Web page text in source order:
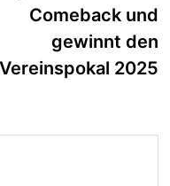
Comeback und
gewinnt den
Vereinspokal 2025